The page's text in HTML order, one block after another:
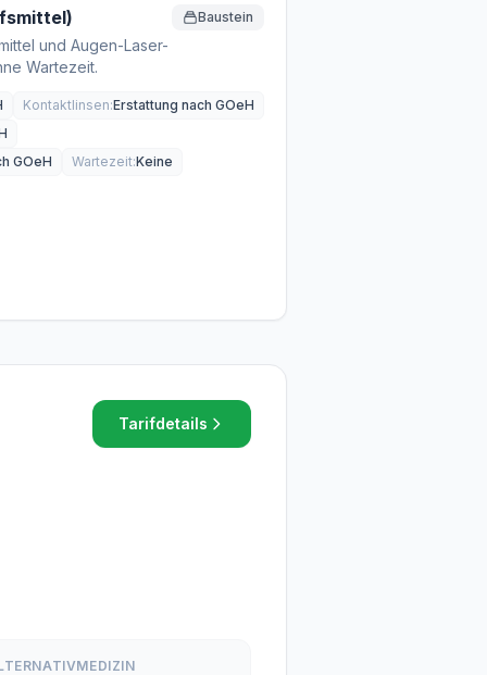
und Augen-Laser-
Wartezeit.
Baustein
Kontaktlinsen:Erstattung nach GOeH
GOeH
Wartezeit:Keine
Tarifdetails